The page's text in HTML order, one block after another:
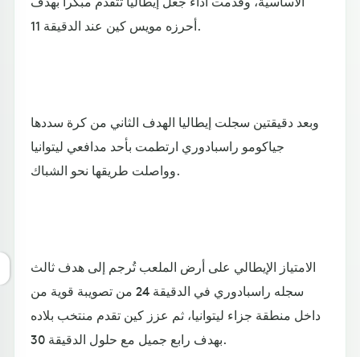
أحرزه مويس كين عند الدقيقة 11.
وبعد دقيقتين سجلت إيطاليا الهدف الثاني من كرة سددها
جياكومو راسبادوري ارتطمت بأحد مدافعي ليتوانيا
وواصلت طريقها نحو الشباك.
الامتياز الإيطالي على أرض الملعب تُرجم إلى هدف ثالث
سجله راسبادوري في الدقيقة 24 من تصويبة قوية من
داخل منطقة جزاء ليتوانيا، ثم عزز كين تقدم منتخب بلاده
بهدف رابع جميل مع حلول الدقيقة 30.